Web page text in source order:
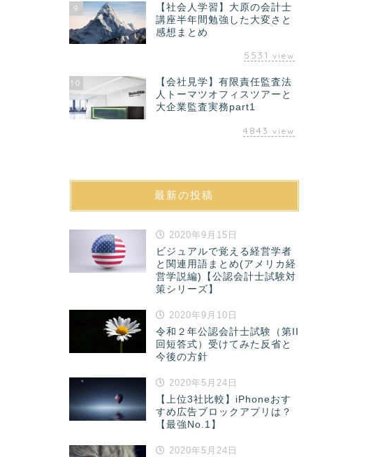
9
【社会人学習】大原の会計士
講座半年間勉強した大変さと
感想まとめ
5531 view
10
【会社見学】有限責任監査法
人トーマツオフィスツアーと
大企業監査実務part1
4843 view
最新の投稿
2020年9月15日
ビジュアルで覚える経営学者
と関連用語まとめ(アメリカ経
営学説編)【公認会計士試験対
策シリーズ】
2020年9月10日
令和２年公認会計士試験（第II
回短答式）受けてみた反省と
今後の方針
2020年5月24日
【上位3社比較】iPhoneおす
すめ広告ブロックアプリは？
【最強No.1】
2020年5月24日